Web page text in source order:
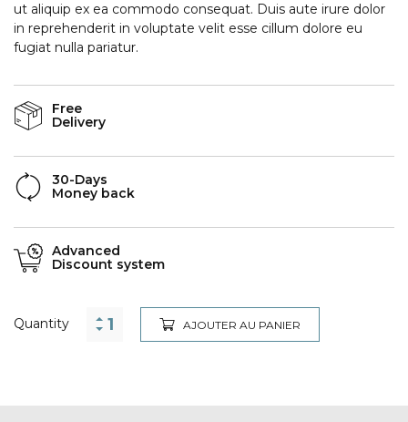
ut aliquip ex ea commodo consequat. Duis aute irure dolor
in reprehenderit in voluptate velit esse cillum dolore eu
fugiat nulla pariatur.
Free
Delivery
30-Days
Money back
Advanced
Discount system
Quantity AJOUTER AU PANIER